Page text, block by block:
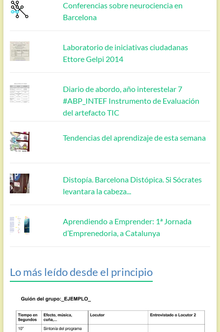
Conferencias sobre neurociencia en
Barcelona
Laboratorio de iniciativas ciudadanas
Ettore Gelpi 2014
Diario de abordo, año interestelar 7
#ABP_INTEF Instrumento de Evaluación
del artefacto TIC
Tendencias del aprendizaje de esta semana
Distopía. Barcelona Distópica. Si Sócrates
levantara la cabeza...
Aprendiendo a Emprender: 1ª Jornada
d’Emprenedoria, a Catalunya
Lo más leído desde el principio